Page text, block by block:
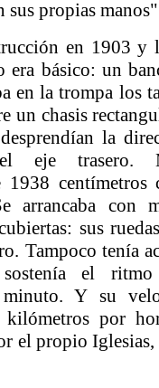
sus propias
en 1903 y
era básico: un
en la trompa los
un chasis
la
eje trasero.
centímetros
arrancaba con
sus
Tampoco tenía
sostenía el
Y su
kilómetros por
el propio